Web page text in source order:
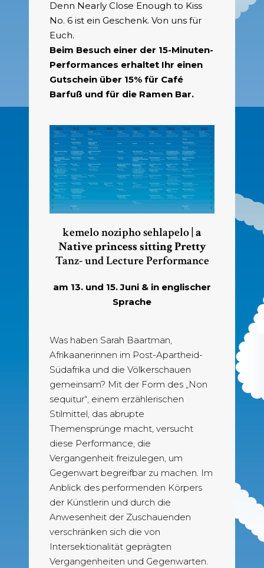
Denn Nearly Close Enough to Kiss
No. 6 ist ein Geschenk. Von uns für
Euch.
Beim Besuch einer der 15-Minuten-
Performances erhaltet Ihr einen
Gutschein über 15% für Café
Barfuß und für die Ramen Bar.
kemelonoziphosehlapelo | a
Native princess sitting Pretty
Tanz- und Lecture Performance
am 13. und 15. Juni & in englischer
Sprache
Was haben Sarah Baartman,
Afrikaanerinnen im Post-Apartheid-
Südafrika und die Völkerschauen
gemeinsam? Mit der Form des „Non
sequitur“, einem erzählerischen
Stilmittel, das abrupte
Themensprünge macht, versucht
diese Performance, die
Vergangenheit freizulegen, um
Gegenwart begreifbar zu machen. Im
Anblick des performenden Körpers
der Künstlerin und durch die
Anwesenheit der Zuschauenden
verschränken sich die von
Intersektionalität geprägten
Vergangenheiten und Gegenwarten.